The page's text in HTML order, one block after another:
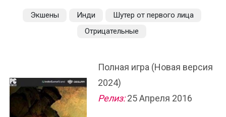
Экшены Инди
Шутер от первого лица
Отрицательные
Полная игра (Новая версия
2024)
Релиз:25 Апреля 2016